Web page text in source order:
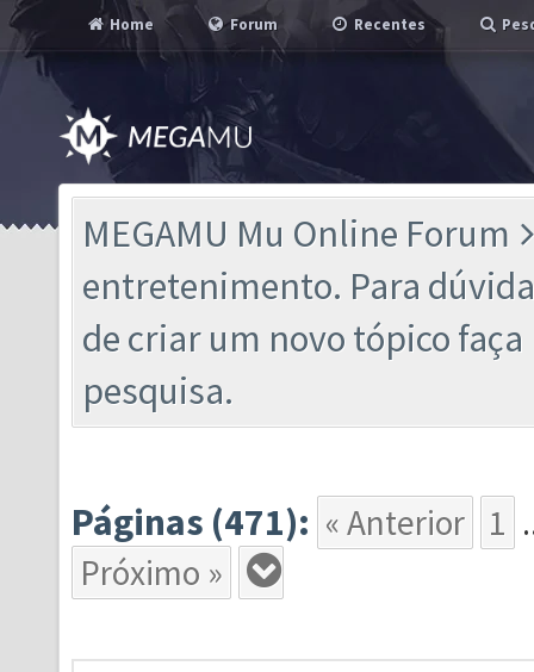
Home Forum Recentes
MEGAMU Mu Online Forum
entretenimento. Para
de criar um novo tópico
pesquisa.
Páginas (471): « Anterior 1
Próximo »